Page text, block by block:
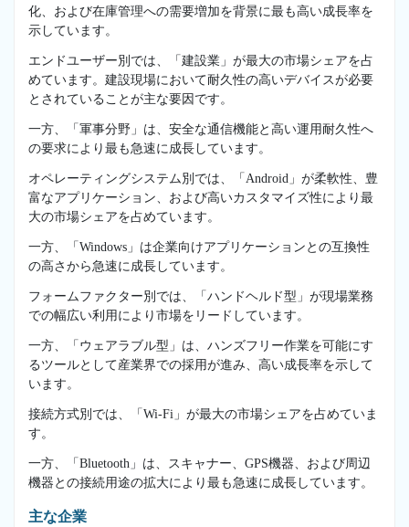
化、および在庫管理への需要増加を背景に最も高い成長率を
示しています。
エンドユーザー別では、「建設業」が最大の市場シェアを占
めています。建設現場において耐久性の高いデバイスが必要
とされていることが主な要因です。
一方、「軍事分野」は、安全な通信機能と高い運用耐久性へ
の要求により最も急速に成長しています。
オペレーティングシステム別では、「Android」が柔軟性、豊
富なアプリケーション、および高いカスタマイズ性により最
大の市場シェアを占めています。
一方、「Windows」は企業向けアプリケーションとの互換性
の高さから急速に成長しています。
フォームファクター別では、「ハンドヘルド型」が現場業務
での幅広い利用により市場をリードしています。
一方、「ウェアラブル型」は、ハンズフリー作業を可能にす
るツールとして産業界での採用が進み、高い成長率を示して
います。
接続方式別では、「Wi-Fi」が最大の市場シェアを占めていま
す。
一方、「Bluetooth」は、スキャナー、GPS機器、および周辺
機器との接続用途の拡大により最も急速に成長しています。
主な企業